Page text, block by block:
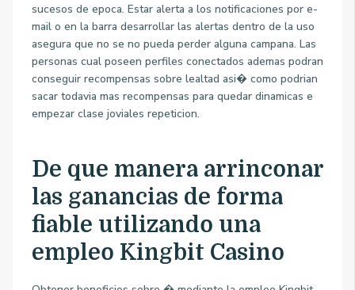
sucesos de epoca. Estar alerta a los notificaciones por e-
mail o en la barra desarrollar las alertas dentro de la uso
asegura que no se no pueda perder alguna campana. Las
personas cual poseen perfiles conectados ademas podran
conseguir recompensas sobre lealtad asi� como podrian
sacar todavia mas recompensas para quedar dinamicas e
empezar clase joviales repeticion.
De que manera arrinconar
las ganancias de forma
fiable utilizando una
empleo Kingbit Casino